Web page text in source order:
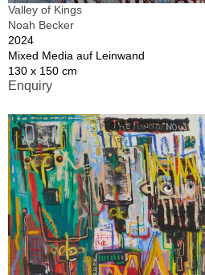
Valley of Kings
Noah Becker
2024
Mixed Media auf Leinwand
130 x 150 cm
Enquiry